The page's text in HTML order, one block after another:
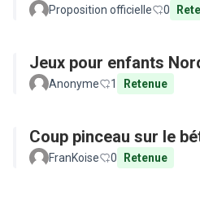
Proposition officielle 0
Jeux pour enfants
Anonyme 1 Retenue
Coup pinceau sur le
FranKoise 0 Retenue